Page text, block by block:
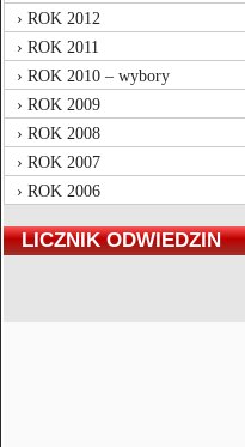
ROK 2012
ROK 2011
ROK 2010 – wybory
ROK 2009
ROK 2008
ROK 2007
ROK 2006
LICZNIK ODWIEDZIN